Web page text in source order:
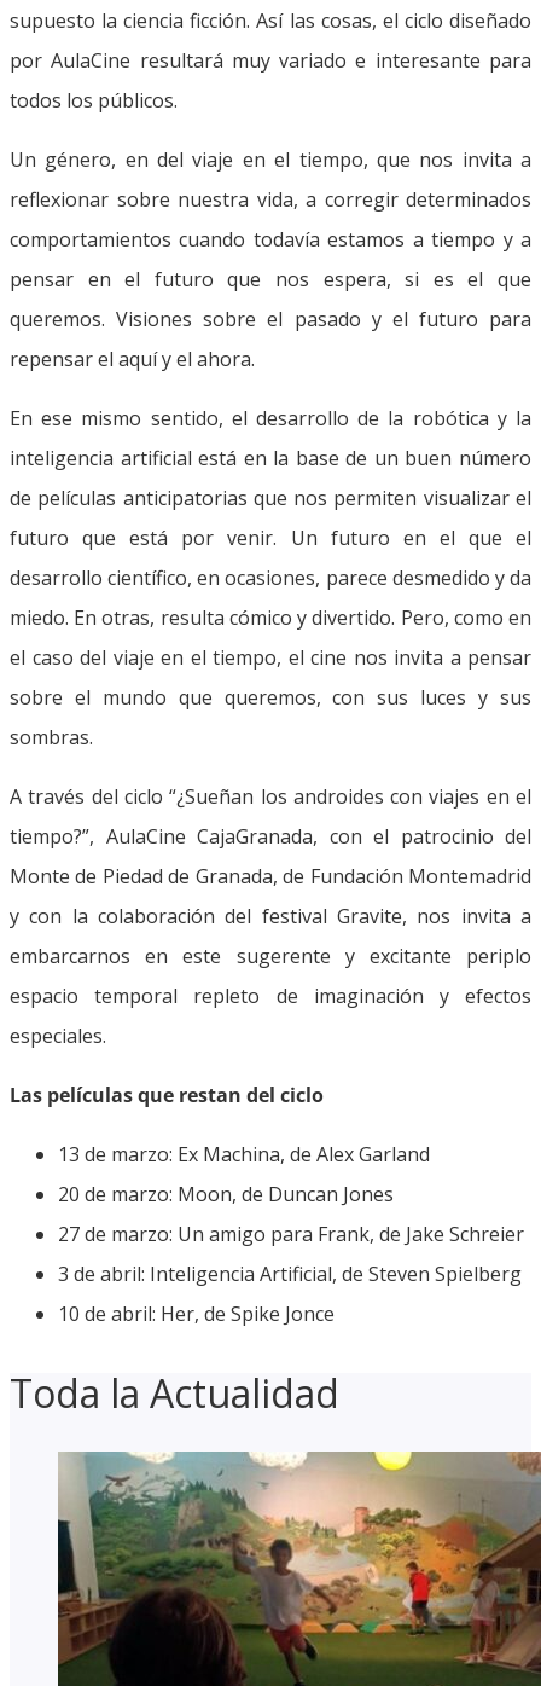
supuesto la ciencia ficción. Así las cosas, el ciclo diseñado
por AulaCine resultará muy variado e interesante para
todos los públicos.
Un género, en del viaje en el tiempo, que nos invita a
reflexionar sobre nuestra vida, a corregir determinados
comportamientos cuando todavía estamos a tiempo y a
pensar en el futuro que nos espera, si es el que
queremos. Visiones sobre el pasado y el futuro para
repensar el aquí y el ahora.
En ese mismo sentido, el desarrollo de la robótica y la
inteligencia artificial está en la base de un buen número
de películas anticipatorias que nos permiten visualizar el
futuro que está por venir. Un futuro en el que el
desarrollo científico, en ocasiones, parece desmedido y da
miedo. En otras, resulta cómico y divertido. Pero, como en
el caso del viaje en el tiempo, el cine nos invita a pensar
sobre el mundo que queremos, con sus luces y sus
sombras.
A través del ciclo “¿Sueñan los androides con viajes en el
tiempo?”, AulaCine CajaGranada, con el patrocinio del
Monte de Piedad de Granada, de Fundación Montemadrid
y con la colaboración del festival Gravite, nos invita a
embarcarnos en este sugerente y excitante periplo
espacio temporal repleto de imaginación y efectos
especiales.
Las películas que restan del ciclo
13 de marzo: Ex Machina, de Alex Garland
20 de marzo: Moon, de Duncan Jones
27 de marzo: Un amigo para Frank, de Jake Schreier
3 de abril: Inteligencia Artificial, de Steven Spielberg
10 de abril: Her, de Spike Jonce
Toda la Actualidad